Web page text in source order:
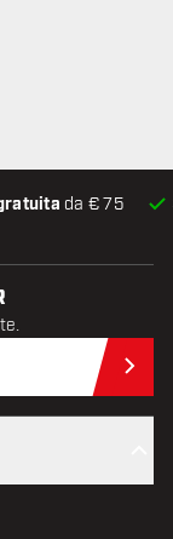
da € 75
clienti non disponibile